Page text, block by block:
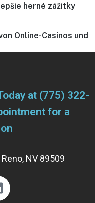
herné zážitky
Online-Casinos und
at (775) 322-
for a
NV 89509